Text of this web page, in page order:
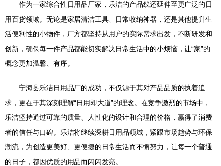
作为一家综合性日用品厂家，乐洁的产品线还延伸至更广泛的日
用百货领域。无论是家居清洁工具、日常收纳神器，还是其他提升生
活便利性的小物件，厂方都坚持从用户的实际需求出发，不断研发和
创新，确保每一件产品都能切实解决日常生活中的小烦恼，让“家”的
概念更加温馨、有序。
宁海县乐洁日用品厂的成功，不仅源于其对产品品质的执着追
求，更在于其深刻理解“日用即大道”的理念。在竞争激烈的市场中，
乐洁坚持通过可靠的质量、人性化的设计和合理的价格，赢得了消费
者的信任与口碑。乐洁将继续深耕日用品领域，紧跟市场趋势与环保
潮流，为创造更美好、更便捷的日常生活而不懈努力，让每一个普通
的日子，都因优质的用品而闪闪发亮。